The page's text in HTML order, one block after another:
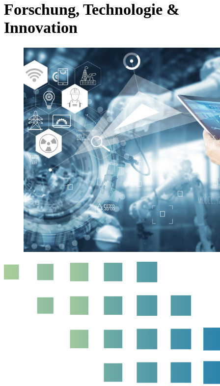
Forschung, Technologie &
Innovation